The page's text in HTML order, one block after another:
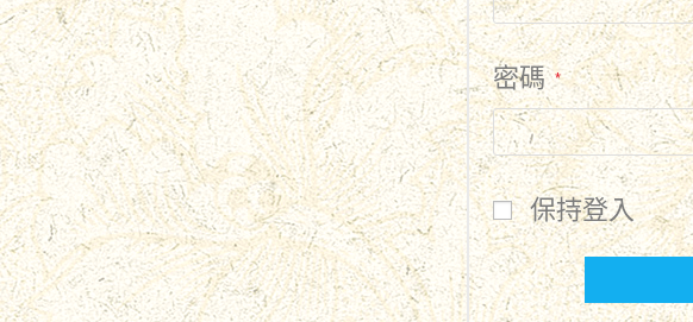
密碼 *
保持登入